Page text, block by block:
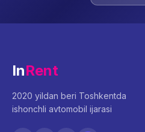
InRent
2020 yildan beri Toshkentda
ishonchli avtomobil ijarasi